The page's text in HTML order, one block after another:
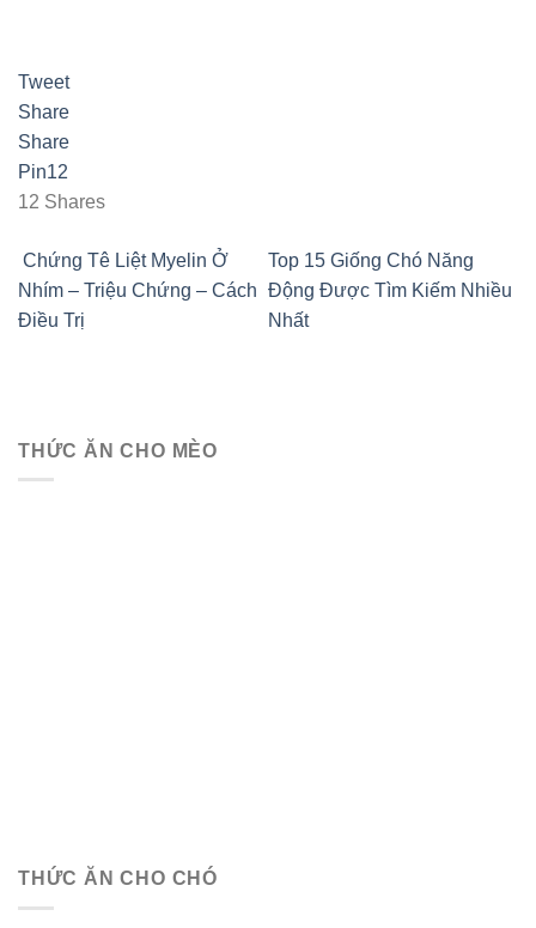
Tweet
Share
Share
Pin12
12 Shares
Chứng Tê Liệt Myelin Ở
Nhím – Triệu Chứng – Cách
Điều Trị
Top 15 Giống Chó Năng
Động Được Tìm Kiếm Nhiều
Nhất
THỨC ĂN CHO MÈO
THỨC ĂN CHO CHÓ